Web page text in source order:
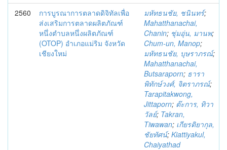
2560
การบูรณาการตลาดดิจิทัลเพื่อ
ส่งเสริมการตลาดผลิตภัณฑ์
หนึ่งตำบลหนึ่งผลิตภัณฑ์
(OTOP) อำเภอแม่ริม จังหวัด
เชียงใหม่
มหัทธนชัย, ชนินทร์;
Mahatthanachai,
Chanin; ชุ่มอุ่น, มานพ;
Chum-un, Manop;
มหัทธนชัย, บุษราภรณ์;
Mahatthanachai,
Butsaraporn; ธารา
พิทักษ์วงศ์, จิตราภรณ์;
Tarapitakwong,
Jittaporn; ต๊ะการ, ทิวา
วัลย์; Takran,
Tiwawan; เกียรติยากุล,
ชัยทัศน์; Kiattiyakul,
Chaiyathad